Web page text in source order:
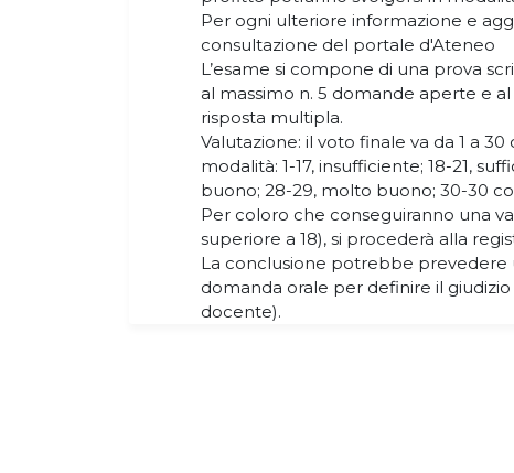
Per ogni ulteriore informazione e
consultazione del portale d'Ateneo
L’esame si compone di una prova
al massimo n. 5 domande aperte e
risposta multipla.
Valutazione: il voto finale va da 1 a
modalità: 1-17, insufficiente; 18-21,
buono; 28-29, molto buono; 30-30
Per coloro che conseguiranno una
superiore a 18), si procederà alla
La conclusione potrebbe prevedere
domanda orale per definire il
docente).